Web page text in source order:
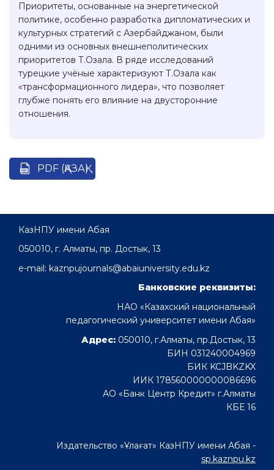
Приоритеты, основанные на энергетической
политике, особенно разработка дипломатических и
культурных стратегий с Азербайджаном, были
одними из основных внешнеполитических
приоритетов Т.Озала. В ряде исследований
турецкие учёные характеризуют Т.Озала как
«трансформационного лидера», что позволяет
глубже понять его влияние на двусторонние
отношения.
PDF (ҚАЗАҚ)
КазНПУ имени Абая
050010, г. Алматы, пр. Достык, 13
e-mail: kaznpujournals@abaiuniversity.edu.kz
Банковские реквизиты:
НАО «Казахский национальный
педагогический университет имени Абая»
Адрес: 050010, г.Алматы, пр.Достык, 13
БИН 031240004969
БИК KCJBKZKX
ИИК 178560000000086696
АО «Банк Центр Кредит» г.Алматы
КБЕ 16
Издательство «Ұлағат» КазНПУ имени Абая -
sp.kaznpu.kz